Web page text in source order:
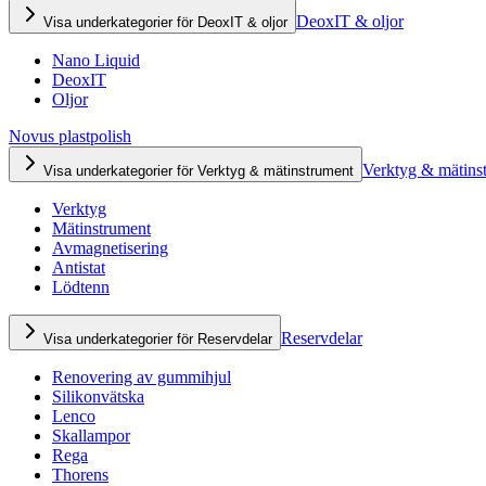
Visa underkategorier för DeoxIT & oljor DeoxIT & oljor
Nano Liquid
DeoxIT
Oljor
Novus plastpolish
Visa underkategorier för Verktyg & mätinstrument Verktyg &
Verktyg
Mätinstrument
Avmagnetisering
Antistat
Lödtenn
Visa underkategorier för Reservdelar Reservdelar
Renovering av gummihjul
Silikonvätska
Lenco
Skallampor
Rega
Thorens